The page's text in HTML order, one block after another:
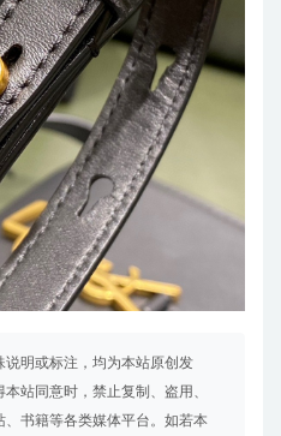
说明或标注，均为本站原创发
站同意时，禁止复制、盗用、
书籍等各类媒体平台。如若本